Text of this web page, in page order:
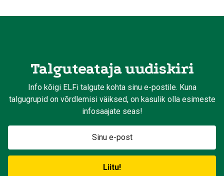
Talguteataja uudiskiri
Info kõigi ELFi talgute kohta sinu e-postile. Kuna
talgugrupid on võrdlemisi väiksed, on kasulik olla esimeste
infosaajate seas!